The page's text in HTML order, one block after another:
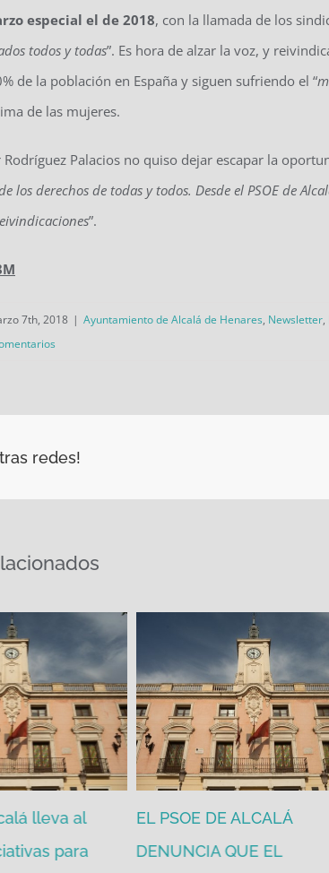
especial el de 2018, con la llamada de los
todos y todas”. Es hora de alzar la voz, y
de la población en España y siguen sufriendo el “
de las mujeres.
Palacios no quiso dejar escapar la
los derechos de todas y todos. Desde el PSOE de
”.
7th, 2018 | Ayuntamiento de Alcalá de Henares, Newsletter,
redes!
lleva al
para
EL PSOE DE ALCALÁ
DENUNCIA QUE EL